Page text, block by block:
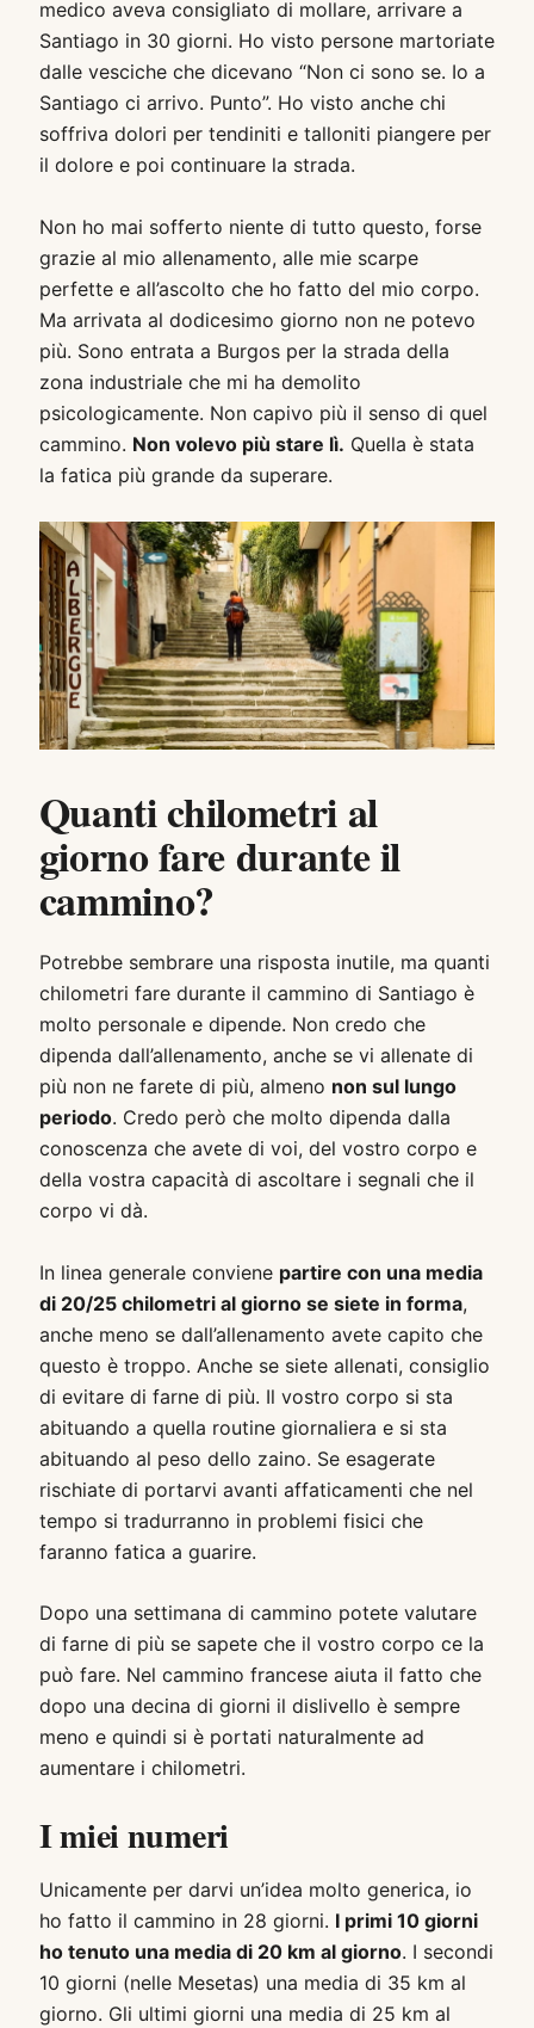
medico aveva consigliato di mollare, arrivare a
Santiago in 30 giorni. Ho visto persone martoriate
dalle vesciche che dicevano “Non ci sono se. Io a
Santiago ci arrivo. Punto”. Ho visto anche chi
soffriva dolori per tendiniti e talloniti piangere per
il dolore e poi continuare la strada.
Non ho mai sofferto niente di tutto questo, forse
grazie al mio allenamento, alle mie scarpe
perfette e all’ascolto che ho fatto del mio corpo.
Ma arrivata al dodicesimo giorno non ne potevo
più. Sono entrata a Burgos per la strada della
zona industriale che mi ha demolito
psicologicamente. Non capivo più il senso di quel
cammino. Non volevo più stare lì. Quella è stata
la fatica più grande da superare.
Quanti chilometri al
giorno fare durante il
cammino?
Potrebbe sembrare una risposta inutile, ma quanti
chilometri fare durante il cammino di Santiago è
molto personale e dipende. Non credo che
dipenda dall’allenamento, anche se vi allenate di
più non ne farete di più, almeno non sul lungo
periodo. Credo però che molto dipenda dalla
conoscenza che avete di voi, del vostro corpo e
della vostra capacità di ascoltare i segnali che il
corpo vi dà.
In linea generale conviene partire con una media
di 20/25 chilometri al giorno se siete in forma,
anche meno se dall’allenamento avete capito che
questo è troppo. Anche se siete allenati, consiglio
di evitare di farne di più. Il vostro corpo si sta
abituando a quella routine giornaliera e si sta
abituando al peso dello zaino. Se esagerate
rischiate di portarvi avanti affaticamenti che nel
tempo si tradurranno in problemi fisici che
faranno fatica a guarire.
Dopo una settimana di cammino potete valutare
di farne di più se sapete che il vostro corpo ce la
può fare. Nel cammino francese aiuta il fatto che
dopo una decina di giorni il dislivello è sempre
meno e quindi si è portati naturalmente ad
aumentare i chilometri.
I miei numeri
Unicamente per darvi un’idea molto generica, io
ho fatto il cammino in 28 giorni. I primi 10 giorni
ho tenuto una media di 20 km al giorno. I secondi
10 giorni (nelle Mesetas) una media di 35 km al
giorno. Gli ultimi giorni una media di 25 km al